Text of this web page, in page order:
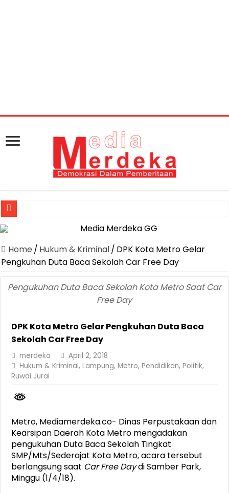
Jasa Raharja Serahkan Santunan kepada Ahli Waris Korban
Canangkan Desa TAPIS dan Luncurkan Sekolah Lansia di
Pemprov Lampung Berhasil Kendalikan Inflasi, Jadi Provinsi
Dirut Jasa Raharja Dampingi Wamenhub Tinjau Penanganan
Dirut Jasa Raharja Dampingi Wamenhub Tinjau Penanganan
Jasa Raharja Jamin Seluruh Korban Kebakaran KM Mutiara
Gubernur Mirza Ajak IAI Darul Fattah Cetak SDM Adaptif
Home / Hukum & Kriminal/ DPK Kota Metro Gelar
Pengkuhan Duta Baca Sekolah Car Free Day
Pengukuhan Duta Baca Sekolah Kota Metro Saat Car
Free Day
DPK Kota Metro Gelar Pengkuhan Duta Baca
Sekolah Car Free Day
merdeka
April 2, 2018
Hukum & Kriminal,Lampung,Metro,Pendidikan,Politik,
Ruwai Jurai
Metro, Mediamerdeka.co- Dinas Perpustakaan dan
Kearsipan Daerah Kota Metro mengadakan
pengukuhan Duta Baca Sekolah Tingkat
SMP/Mts/Sederajat Kota Metro, acara tersebut
berlangsung saat Car Free Daydi Samber Park,
Minggu (1/4/18).